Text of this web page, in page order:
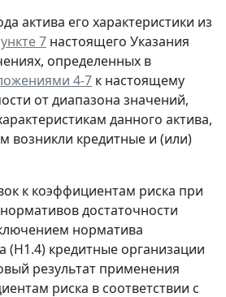
актива его характеристики из
7 настоящего Указания
определенных в
4-7 к настоящему
от диапазона значений,
данного актива,
возникли кредитные и (или)
к коэффициентам риска при
достаточности
норматива
(H1.4) кредитные организации
результат применения
риска в соответствии с